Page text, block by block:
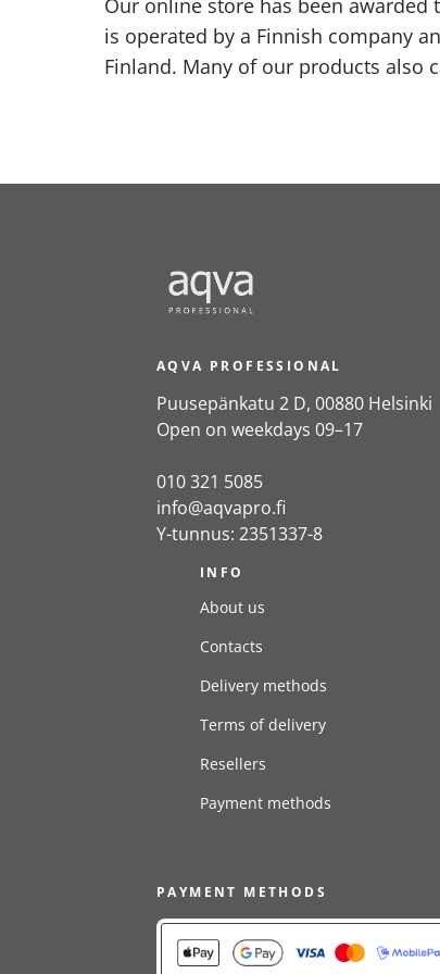
Our online store has been awarded
is operated by a Finnish company
Finland. Many of our products also
AQVA PROFESSIONAL
Puusepänkatu 2 D, 00880 Helsinki
Open on weekdays 09–17
010 321 5085
info@aqvapro.fi
Y-tunnus: 2351337-8
INFO
About us
Contacts
Delivery methods
Terms of delivery
Resellers
Payment methods
PAYMENT METHODS